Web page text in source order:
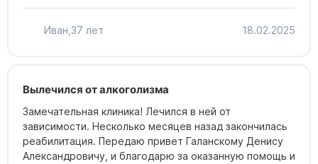
Иван, 37 лет 18.02.2025
Вылечился от алкоголизма
Замечательная клиника! Лечился в ней от
зависимости. Несколько месяцев назад закончилась
реабилитация. Передаю привет Галанскому Денису
Александровичу, и благодарю за оказанную помощь и